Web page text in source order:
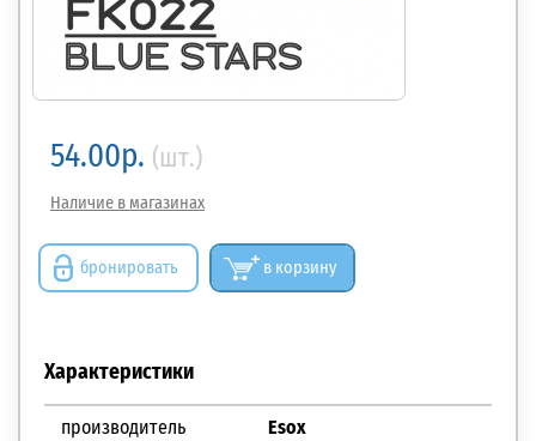
54.00р. (шт.)
Наличие в магазинах
бронировать в корзину
Характеристики
производитель
Esox